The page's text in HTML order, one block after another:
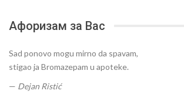
Афоризам за Вас
Sad ponovo mogu mirno da spavam,
stigao ja Bromazepam u apoteke.
— Dejan Ristić